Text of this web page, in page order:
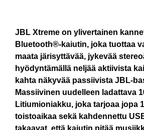
JBL Xtreme on ylivertainen
Bluetooth®-kaiutin, joka tuottaa
maata järisyttävää, jykevää
hyödyntämällä neljää aktiivista
kahta näkyvää passiivista JBL-
Massiivinen uudelleen ladattava
Litiumioniakku, joka tarjoaa jopa
toistoaikaa sekä kahdennettu
takaavat, että kaiutin pitää